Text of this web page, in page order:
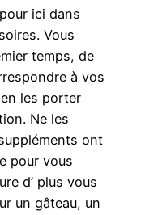
ici dans
Vous
temps, de
à vos
les porter
Ne les
ont
pour vous
d’ plus vous
un gâteau, un